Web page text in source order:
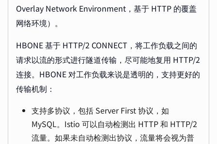
Overlay Network Environment，基于 HTTP 的覆盖
网络环境）。
HBONE 基于 HTTP/2 CONNECT，将工作负载之间的
请求以流的形式进行隧道传输，尽可能地复用 HTTP/2
连接。HBONE 对工作负载来说是透明的，支持更好的
传输机制：
支持多协议，包括 Server First 协议，如
MySQL。Istio 可以自动检测出 HTTP 和 HTTP/2
流量。如果未自动检测出协议，流量将会视为普